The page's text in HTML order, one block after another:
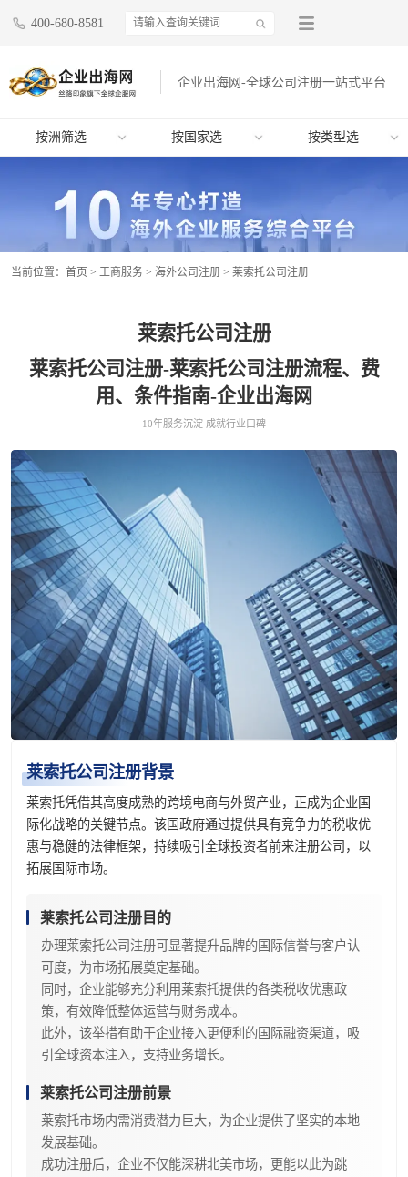
400-680-8581
企业出海网-全球公司注册一站式平台
按洲筛选 按国家选 按类型选
当前位置： 首页 > 工商服务 > 海外公司注册 > 莱索托公司注册
莱索托公司注册
莱索托公司注册-莱索托公司注册流程、费
用、条件指南-企业出海网
10年服务沉淀 成就行业口碑
莱索托公司注册背景
莱索托凭借其高度成熟的跨境电商与外贸产业，正成为企业国
际化战略的关键节点。该国政府通过提供具有竞争力的税收优
惠与稳健的法律框架，持续吸引全球投资者前来注册公司，以
拓展国际市场。
莱索托公司注册目的
办理莱索托公司注册可显著提升品牌的国际信誉与客户认
可度，为市场拓展奠定基础。
同时，企业能够充分利用莱索托提供的各类税收优惠政
策，有效降低整体运营与财务成本。
此外，该举措有助于企业接入更便利的国际融资渠道，吸
引全球资本注入，支持业务增长。
莱索托公司注册前景
莱索托市场内需消费潜力巨大，为企业提供了坚实的本地
发展基础。
成功注册后，企业不仅能深耕北美市场，更能以此为跳